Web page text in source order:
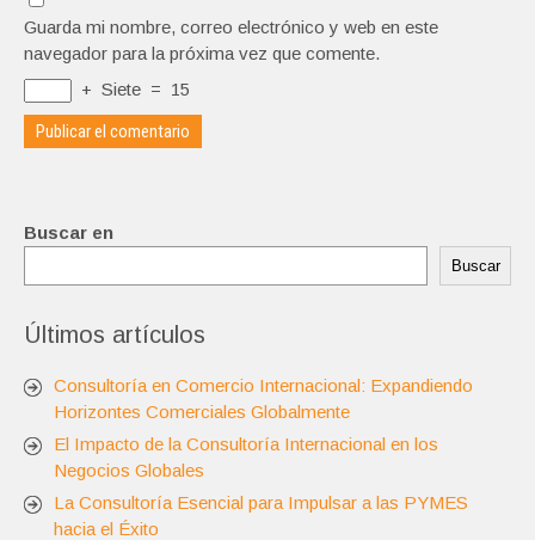
Guarda mi nombre, correo electrónico y web en este
navegador para la próxima vez que comente.
+ Siete = 15
Buscar en
Buscar
Últimos artículos
Consultoría en Comercio Internacional: Expandiendo
Horizontes Comerciales Globalmente
El Impacto de la Consultoría Internacional en los
Negocios Globales
La Consultoría Esencial para Impulsar a las PYMES
hacia el Éxito